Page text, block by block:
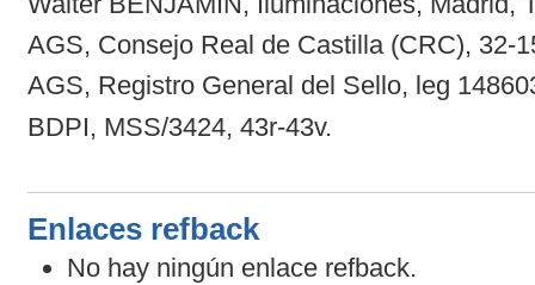
AGS, Consejo Real de Castilla (CRC), 32-
AGS, Registro General del Sello, leg
BDPI, MSS/3424, 43r-43v.
Enlaces refback
No hay ningún enlace refback.